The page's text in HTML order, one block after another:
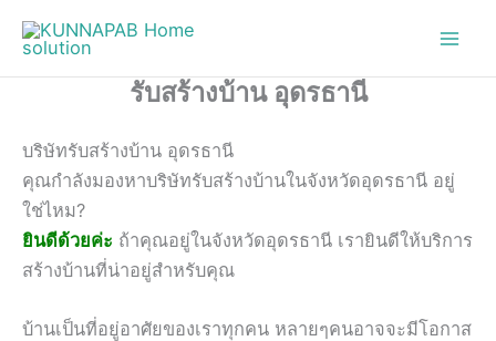
content
รับสร้างบ้าน อุดรธานี
บริษัทรับสร้างบ้าน อุดรธานี
คุณกำลังมองหาบริษัทรับสร้างบ้านในจังหวัดอุดรธานี อยู่
ใช่ไหม?
ยินดีด้วยค่ะ ถ้าคุณอยู่ในจังหวัดอุดรธานี เรายินดีให้บริการ
สร้างบ้านที่น่าอยู่สำหรับคุณ
บ้านเป็นที่อยู่อาศัยของเราทุกคน หลายๆคนอาจจะมีโอกาส